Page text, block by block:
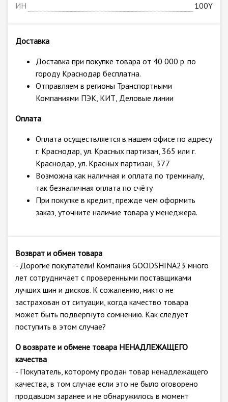
ИН
100Y
Доставка
Доставка при покупке товара от 40 000 р. по
городу Краснодар бесплатна.
Отправляем в регионы Транспортными
Компаниями ПЭК, КИТ, Деловые линии
Оплата
Оплата осуществляется в нашем офисе по адресу
г. Краснодар, ул. Красных партизан, 365 или г.
Краснодар, ул. Красных партизан, 377
Возможна как наличная и оплата по треминалу,
так безналичная оплата по счёту
При покупке в кредит, прежде чем оформить
заказ, уточните наличие товара у менеджера.
Возврат и обмен товара
- Дорогие покупатели! Компания GOODSHINA23 много
лет сотрудничает с проверенными поставщиками
лучших шин и дисков. К сожалению, никто не
застрахован от ситуации, когда качество товара
может быть подвергнуто сомнению. Как следует
поступить в этом случае?
О возврате и обмене товара НЕНАДЛЕЖАЩЕГО
качества
- Покупатель, которому продан товар ненадлежащего
качества, в том случае если это не было оговорено
продавцом заранее и не обнаружилось в момент